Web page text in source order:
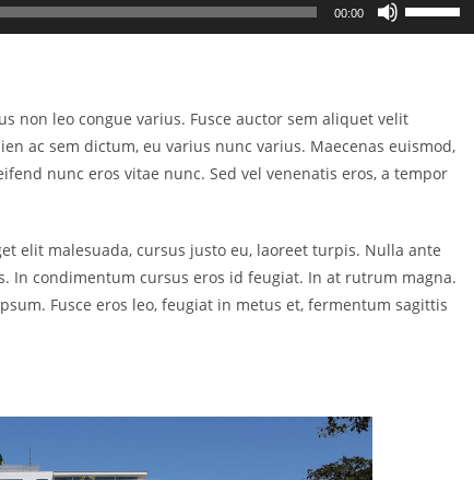
00:00
as
cima
ou
para
aumentar
ou
diminuir
non leo congue varius. Fusce auctor sem aliquet velit
ac sem dictum, eu varius nunc varius. Maecenas euismod,
nunc eros vitae nunc. Sed vel venenatis eros, a tempor
elit malesuada, cursus justo eu, laoreet turpis. Nulla ante
condimentum cursus eros id feugiat. In at rutrum magna.
Fusce eros leo, feugiat in metus et, fermentum sagittis